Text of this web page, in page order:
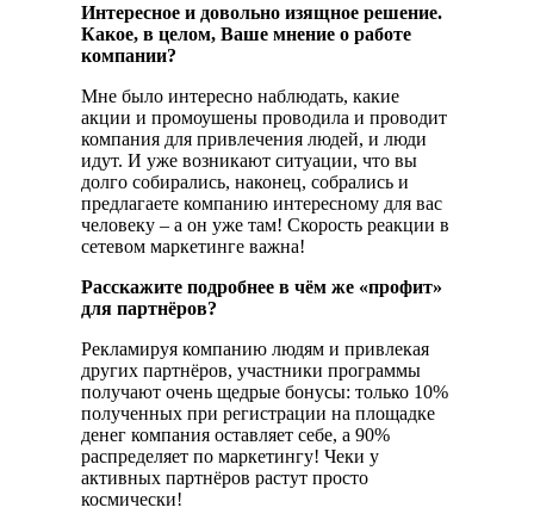
Интересное и довольно изящное решение.
Какое, в целом, Ваше мнение о работе
компании?
Мне было интересно наблюдать, какие
акции и промоушены проводила и проводит
компания для привлечения людей, и люди
идут. И уже возникают ситуации, что вы
долго собирались, наконец, собрались и
предлагаете компанию интересному для вас
человеку – а он уже там! Скорость реакции в
сетевом маркетинге важна!
Расскажите подробнее в чём же «профит»
для партнёров?
Рекламируя компанию людям и привлекая
других партнёров, участники программы
получают очень щедрые бонусы: только 10%
полученных при регистрации на площадке
денег компания оставляет себе, а 90%
распределяет по маркетингу! Чеки у
активных партнёров растут просто
космически!